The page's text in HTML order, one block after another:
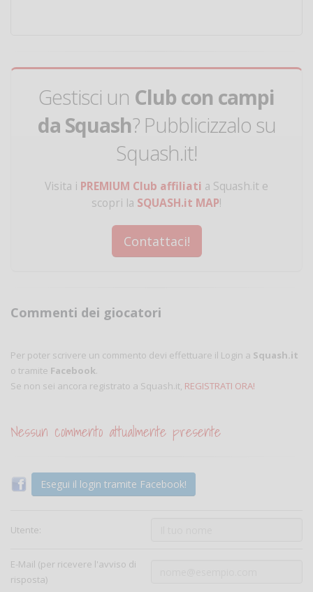
Gestisci un Club con campi
da Squash? Pubblicizzalo su
Squash.it!
Visita i PREMIUM Club affiliati a Squash.it e
scopri la SQUASH.it MAP!
Contattaci!
Commenti dei giocatori
Per poter scrivere un commento devi effettuare il Login a Squash.it
o tramite Facebook.
Se non sei ancora registrato a Squash.it, REGISTRATI ORA!
Nessun commento attualmente presente
Esegui il login tramite Facebook!
Utente:
E-Mail (per ricevere l'avviso di
risposta)